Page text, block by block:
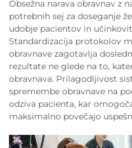
Obsežna narava obravnav z
potrebnih sej za doseganje
udobje pacientov in
Standardizacija protokolov
obravnave zagotavlja
rezultate ne glede na to,
obravnava. Prilagodljivost
spremembe obravnave na
odziva pacienta, kar
maksimalno povečajo